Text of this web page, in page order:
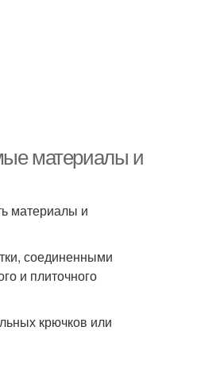
материалы и
материалы и
соединенными
и плиточного
крючков или